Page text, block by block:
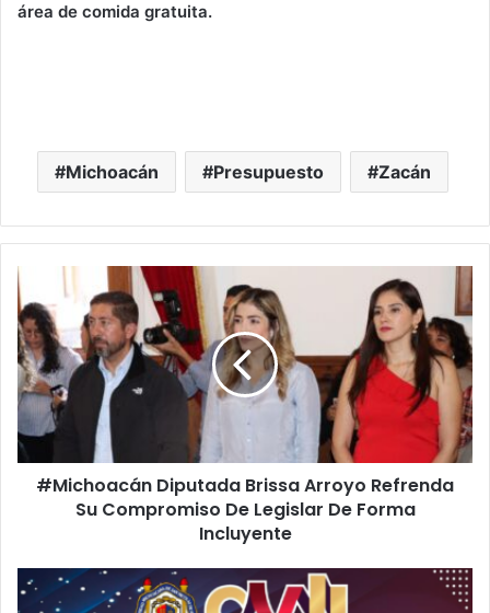
área de comida gratuita.
Michoacán Presupuesto Zacán
#Michoacán
Diputada
Brissa
Arroyo
Refrenda
Su
Compromiso
De
Legislar
#Michoacán Diputada Brissa Arroyo Refrenda
Su Compromiso De Legislar De Forma
Incluyente
Jálate